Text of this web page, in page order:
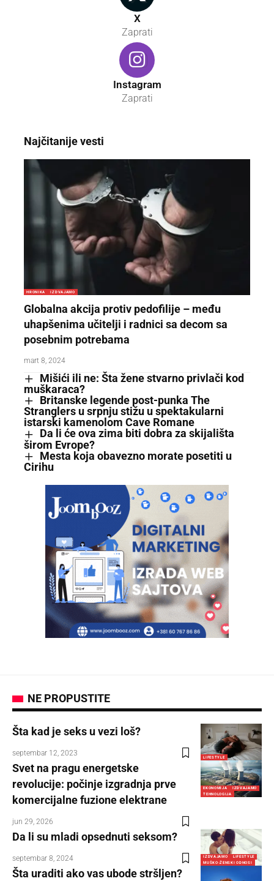
X
Zaprati
Instagram
Zaprati
Najčitanije vesti
HRONIKA IZDVAJAMO
Globalna akcija protiv pedofilije – među
uhapšenima učitelji i radnici sa decom sa
posebnim potrebama
mart 8, 2024
Mišići ili ne: Šta žene stvarno privlači kod
muškaraca?
Britanske legende post-punka The
Stranglers u srpnju stižu u spektakularni
istarski kamenolom Cave Romane
Da li će ova zima biti dobra za skijališta
širom Evrope?
Mesta koja obavezno morate posetiti u
Cirihu
NE PROPUSTITE
LIFESTYLE
Šta kad je seks u vezi loš?
septembar 12, 2023
EKONOMIJA
IZDVAJAMO
TEHNOLOGIJA
Svet na pragu energetske
revolucije: počinje izgradnja prve
komercijalne fuzione elektrane
jun 29, 2026
IZDVAJAMO
LIFESTYLE
MUŠKO-ŽENSKI ODNOSI
Da li su mladi opsednuti seksom?
septembar 8, 2024
Šta uraditi ako vas ubode stršljen?